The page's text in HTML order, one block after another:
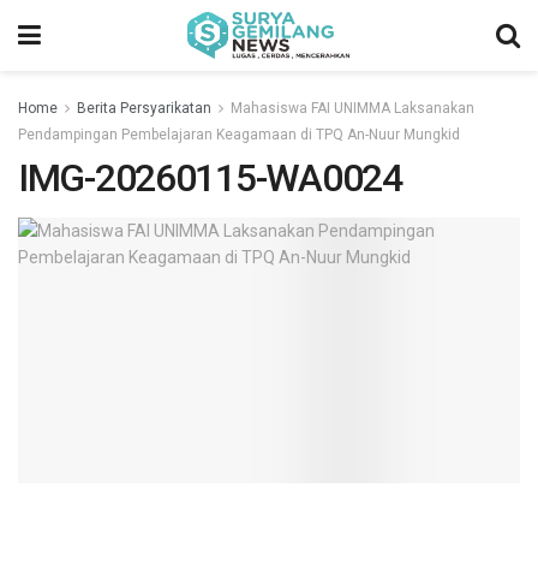
Home Berita Persyarikatan
Mahasiswa FAI UNIMMA Laksanakan
Pendampingan Pembelajaran Keagamaan di TPQ An-Nuur Mungkid
IMG-20260115-WA0024